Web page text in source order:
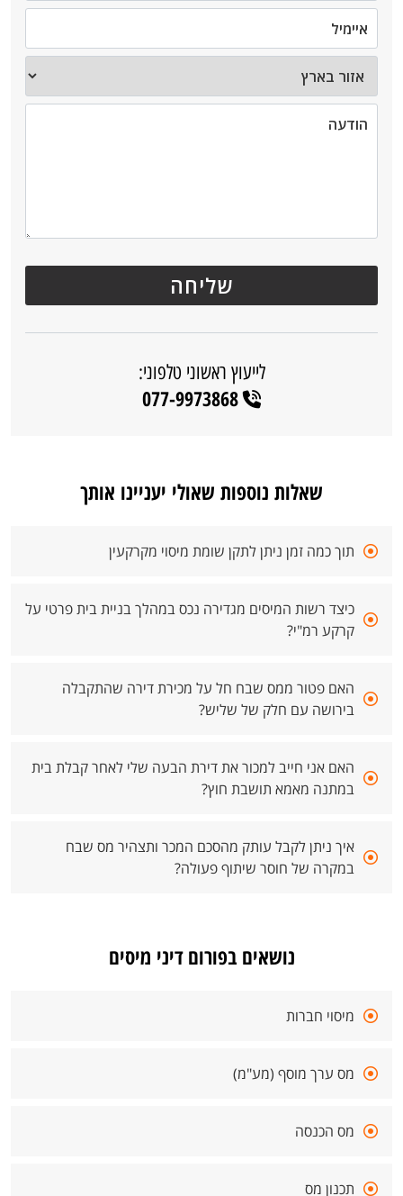
לייעוץ ראשוני טלפוני:
077-9973868
שאלות נוספות שאולי יעניינו אותך
תוך כמה זמן ניתן לתקן שומת מיסוי מקרקעין
כיצד רשות המיסים מגדירה נכס במהלך בניית בית פרטי על
קרקע רמ"י?
האם פטור ממס שבח חל על מכירת דירה שהתקבלה
בירושה עם חלק של שליש?
האם אני חייב למכור את דירת הבעה שלי לאחר קבלת בית
במתנה מאמא תושבת חוץ?
איך ניתן לקבל עותק מהסכם המכר ותצהיר מס שבח
במקרה של חוסר שיתוף פעולה?
נושאים בפורום דיני מיסים
מיסוי חברות
מס ערך מוסף (מע"מ)
מס הכנסה
תכנון מס